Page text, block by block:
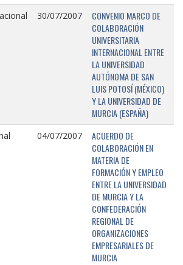
30/07/2007
CONVENIO MARCO DE
COLABORACIÓN
UNIVERSITARIA
INTERNACIONAL ENTRE
LA UNIVERSIDAD
AUTÓNOMA DE SAN
LUIS POTOSÍ (MÉXICO)
Y LA UNIVERSIDAD DE
MURCIA (ESPAÑA)
04/07/2007
ACUERDO DE
COLABORACIÓN EN
MATERIA DE
FORMACIÓN Y EMPLEO
ENTRE LA UNIVERSIDAD
DE MURCIA Y LA
CONFEDERACIÓN
REGIONAL DE
ORGANIZACIONES
EMPRESARIALES DE
MURCIA